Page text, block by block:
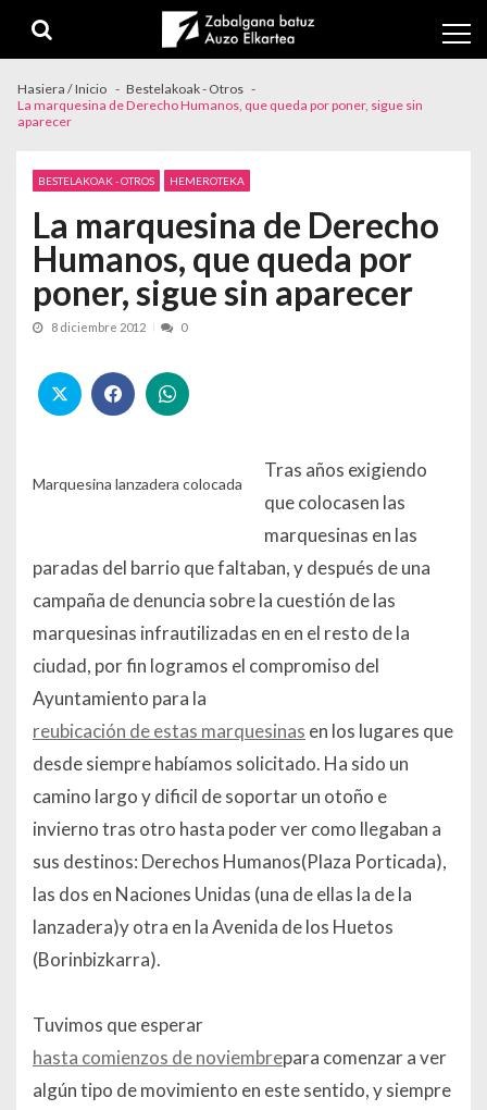
Hasiera / Inicio
Bestelakoak - Otros
La marquesina de Derecho Humanos, que queda por poner, sigue sin
aparecer
BESTELAKOAK - OTROS HEMEROTEKA
La marquesina de Derecho
Humanos, que queda por
poner, sigue sin aparecer
8 diciembre 2012 0
Marquesina lanzadera colocada
Tras años exigiendo
que colocasen las
marquesinas en las
paradas del barrio que faltaban, y después de una
campaña de denuncia sobre la cuestión de las
marquesinas infrautilizadas en en el resto de la
ciudad, por fin logramos el compromiso del
Ayuntamiento para la
reubicación de estas marquesinas en los lugares que
desde siempre habíamos solicitado. Ha sido un
camino largo y dificil de soportar un otoño e
invierno tras otro hasta poder ver como llegaban a
sus destinos: Derechos Humanos(Plaza Porticada),
las dos en Naciones Unidas (una de ellas la de la
lanzadera)y otra en la Avenida de los Huetos
(Borinbizkarra).
Tuvimos que esperar
hasta comienzos de noviembrepara comenzar a ver
algún tipo de movimiento en este sentido, y siempre